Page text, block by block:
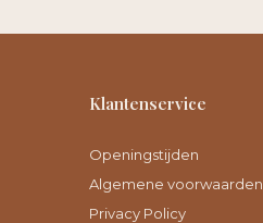
Klantenservice
Openingstijden
Algemene voorwaarden
Privacy Policy